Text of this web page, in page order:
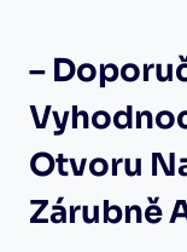
–
Otvoru
Zárubně